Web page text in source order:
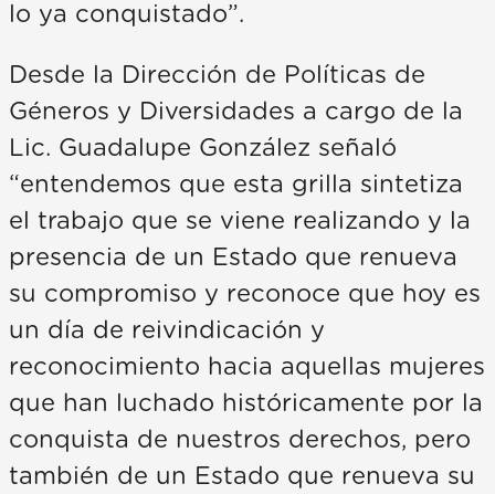
lo ya conquistado”.
Desde la Dirección de Políticas de
Géneros y Diversidades a cargo de la
Lic. Guadalupe González señaló
“entendemos que esta grilla sintetiza
el trabajo que se viene realizando y la
presencia de un Estado que renueva
su compromiso y reconoce que hoy es
un día de reivindicación y
reconocimiento hacia aquellas mujeres
que han luchado históricamente por la
conquista de nuestros derechos, pero
también de un Estado que renueva su